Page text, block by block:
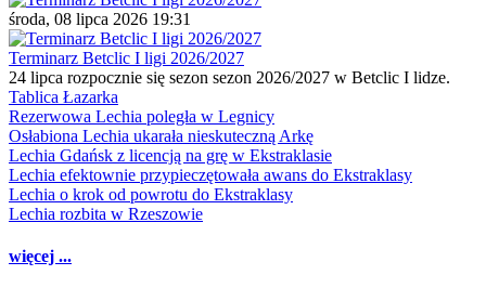
środa, 08 lipca 2026 19:31
Terminarz Betclic I ligi 2026/2027
24 lipca rozpocznie się sezon sezon 2026/2027 w Betclic I lidze.
Tablica Łazarka
Rezerwowa Lechia poległa w Legnicy
Osłabiona Lechia ukarała nieskuteczną Arkę
Lechia Gdańsk z licencją na grę w Ekstraklasie
Lechia efektownie przypieczętowała awans do Ekstraklasy
Lechia o krok od powrotu do Ekstraklasy
Lechia rozbita w Rzeszowie
więcej ...